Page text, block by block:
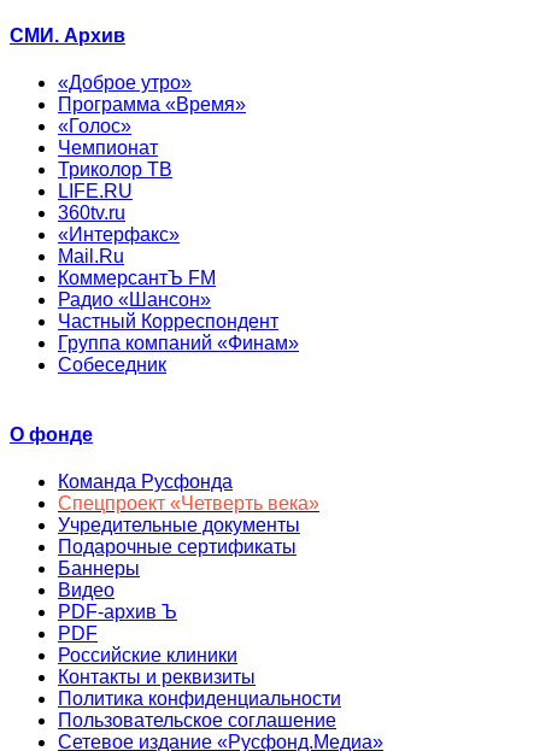
СМИ. Архив
«Доброе утро»
Программа «Время»
«Голос»
Чемпионат
Триколор ТВ
LIFE.RU
360tv.ru
«Интерфакс»
Mail.Ru
КоммерсантЪ FM
Радио «Шансон»
Частный Корреспондент
Группа компаний «Финам»
Собеседник
О фонде
Команда Русфонда
Спецпроект «Четверть века»
Учредительные документы
Подарочные сертификаты
Баннеры
Видео
PDF-архив Ъ
PDF
Российские клиники
Контакты и реквизиты
Политика конфиденциальности
Пользовательское соглашение
Сетевое издание «Русфонд.Медиа»